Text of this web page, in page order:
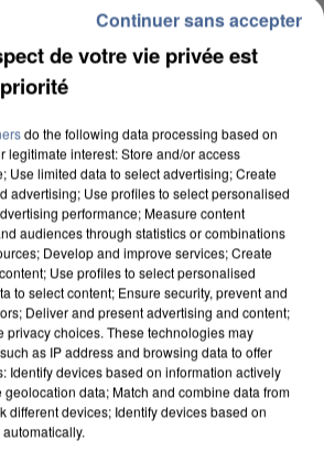
DE-FRANCE LANCE UN ÉLAN
LES...
de votre vie privée est
do the following data processing based on
legitimate interest: Store and/or access
Use limited data to select advertising; Create
advertising; Use profiles to select personalised
performance; Measure content
audiences through statistics or combinations
Develop and improve services; Create
Use profiles to select personalised
to select content; Ensure security, prevent and
Deliver and present advertising and content;
privacy choices. These technologies may
as IP address and browsing data to offer
Identify devices based on information actively
data; Match and combine data from
different devices; Identify devices based on
Continuer sans accepter